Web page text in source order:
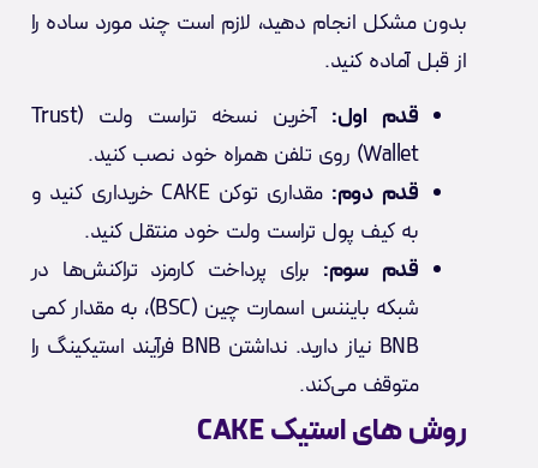
بدون مشکل انجام دهید، لازم است چند مورد ساده را
از قبل آماده کنید.
قدم اول:
آخرین نسخه تراست ولت (Trust
Wallet) روی تلفن همراه خود نصب کنید.
قدم دوم:
مقداری توکن CAKE خریداری کنید و
به کیف پول تراست ولت خود منتقل کنید.
قدم سوم: برای پرداخت کارمزد تراکنش‌ها در
شبکه بایننس اسمارت چین (BSC)، به مقدار کمی
BNB نیاز دارید. نداشتن BNB فرآیند استیکینگ را
متوقف می‌کند.
روش های استیک CAKE